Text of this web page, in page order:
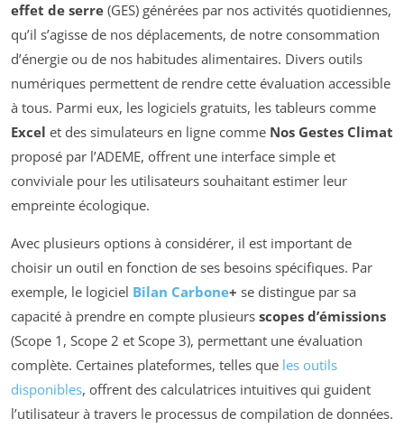
effet de serre (GES) générées par nos activités quotidiennes,
qu’il s’agisse de nos déplacements, de notre consommation
d’énergie ou de nos habitudes alimentaires. Divers outils
numériques permettent de rendre cette évaluation accessible
à tous. Parmi eux, les logiciels gratuits, les tableurs comme
Excel et des simulateurs en ligne comme Nos Gestes Climat
proposé par l’ADEME, offrent une interface simple et
conviviale pour les utilisateurs souhaitant estimer leur
empreinte écologique.
Avec plusieurs options à considérer, il est important de
choisir un outil en fonction de ses besoins spécifiques. Par
exemple, le logiciel Bilan Carbone+ se distingue par sa
capacité à prendre en compte plusieurs scopes d’émissions
(Scope 1, Scope 2 et Scope 3), permettant une évaluation
complète. Certaines plateformes, telles que les outils
disponibles, offrent des calculatrices intuitives qui guident
l’utilisateur à travers le processus de compilation de données.